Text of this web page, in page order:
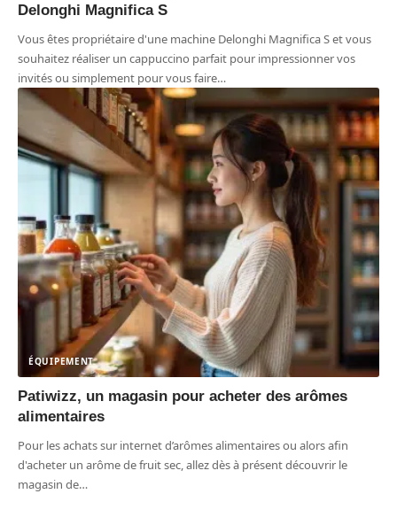
Delonghi Magnifica S
Vous êtes propriétaire d'une machine Delonghi Magnifica S et vous
souhaitez réaliser un cappuccino parfait pour impressionner vos
invités ou simplement pour vous faire…
ÉQUIPEMENT
Patiwizz, un magasin pour acheter des arômes
alimentaires
Pour les achats sur internet d’arômes alimentaires ou alors afin
d'acheter un arôme de fruit sec, allez dès à présent découvrir le
magasin de…